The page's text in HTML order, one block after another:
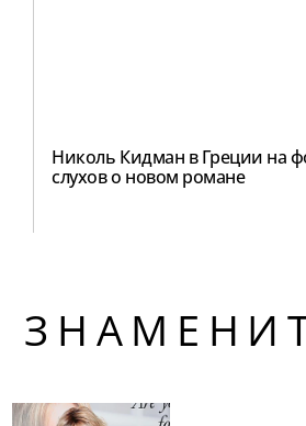
Николь Кидман в Греции на
слухов о новом романе